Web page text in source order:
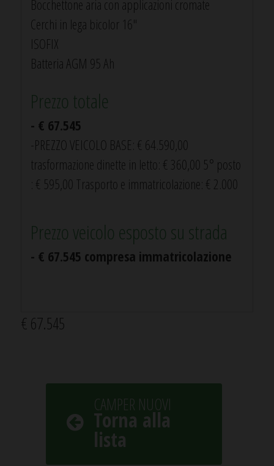
Bocchettone aria con applicazioni cromate
Cerchi in lega bicolor 16"
ISOFIX
Batteria AGM 95 Ah
Prezzo totale
- € 67.545
-PREZZO VEICOLO BASE: € 64.590,00
trasformazione dinette in letto: € 360,00 5° posto
: € 595,00 Trasporto e immatricolazione: € 2.000
Prezzo veicolo esposto su strada
- € 67.545 compresa immatricolazione
€ 67.545
CAMPER NUOVI
Torna alla
lista